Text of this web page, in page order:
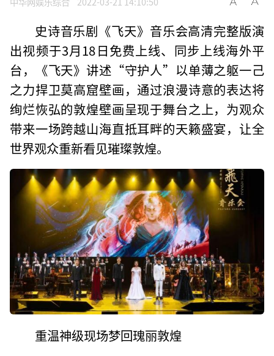
史诗音乐剧《飞天》音乐会高清完整版演
出视频于3月18日免费上线、同步上线海外平
台，《飞天》讲述“守护人”以单薄之躯一己
之力捍卫莫高窟壁画，通过浪漫诗意的表达将
绚烂恢弘的敦煌壁画呈现于舞台之上，为观众
带来一场跨越山海直抵耳畔的天籁盛宴，让全
世界观众重新看见璀璨敦煌。
重温神级现场梦回瑰丽敦煌